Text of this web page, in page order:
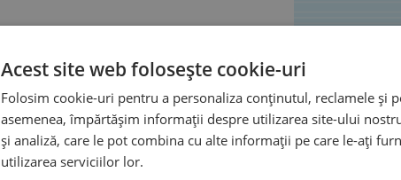
Acest site web folosește cookie-uri
Folosim cookie-uri pentru a personaliza conținutul, reclamele și
asemenea, împărtășim informații despre utilizarea site-ului
și analiză, care le pot combina cu alte informații pe care le-ați
utilizarea serviciilor lor.